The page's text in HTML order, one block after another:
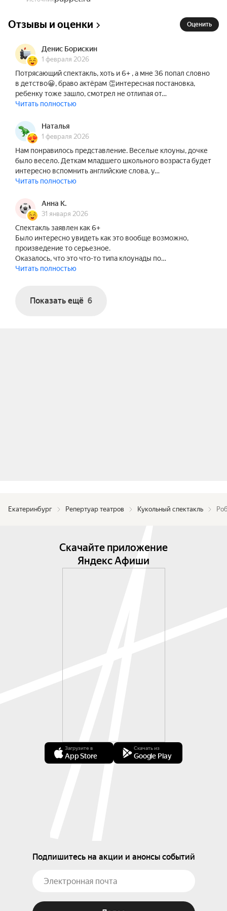
Дети до 12-ти лет на спектакли без
Отзывы и оценки Оценить
Денис Борискин
1 февраля 2026
Потрясающий спектакль, хоть и 6+ , а мне 36 попал словно
в детство😀, браво актёрам 👏интересная постановка,
ребенку тоже зашло, смотрел не отлипая от…
Читать полностью
Наталья
1 февраля 2026
Нам понравилось представление. Веселые клоуны, дочке
было весело. Деткам младшего школьного возраста будет
интересно вспомнить английские слова, у…
Читать полностью
Анна К.
31 января 2026
Спектакль заявлен как 6+
Было интересно увидеть как это вообще возможно,
произведение то серьезное.
Оказалось, что это что-то типа клоунады по…
Читать полностью
Показать ещё 6
Екатеринбург Репертуар театров Кукольный спектакль
Скачайте приложение
Яндекс Афиши
Загрузите в
App Store
Скачать из
Google Play
Подпишитесь на акции и анонсы событий